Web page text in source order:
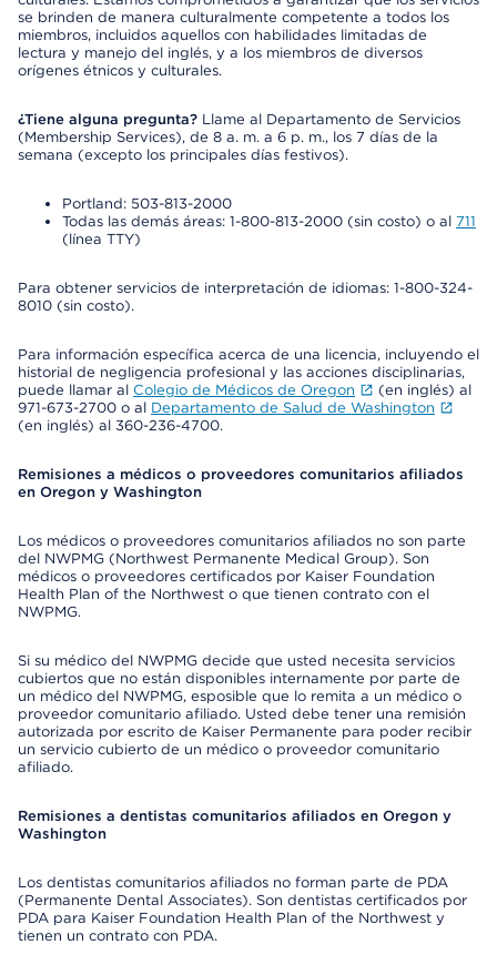
se brinden de manera culturalmente competente a todos los
miembros, incluidos aquellos con habilidades limitadas de
lectura y manejo del inglés, y a los miembros de diversos
orígenes étnicos y culturales.
¿Tiene alguna pregunta? Llame al Departamento de Servicios
(Membership Services), de 8 a. m. a 6 p. m., los 7 días de la
semana (excepto los principales días festivos).
Portland: 503-813-2000
Todas las demás áreas: 1-800-813-2000 (sin costo) o al 711
(línea TTY)
Para obtener servicios de interpretación de idiomas: 1-800-324-
8010 (sin costo).
Para información específica acerca de una licencia, incluyendo el
historial de negligencia profesional y las acciones disciplinarias,
puede llamar al Colegio de Médicos de Oregon
(en inglés) al
971-673-2700 o al Departamento de Salud de Washington
(en inglés) al 360-236-4700.
Remisiones a médicos o proveedores comunitarios afiliados
en Oregon y Washington
Los médicos o proveedores comunitarios afiliados no son parte
del NWPMG (Northwest Permanente Medical Group). Son
médicos o proveedores certificados por Kaiser Foundation
Health Plan of the Northwest o que tienen contrato con el
NWPMG.
Si su médico del NWPMG decide que usted necesita servicios
cubiertos que no están disponibles internamente por parte de
un médico del NWPMG, esposible que lo remita a un médico o
proveedor comunitario afiliado. Usted debe tener una remisión
autorizada por escrito de Kaiser Permanente para poder recibir
un servicio cubierto de un médico o proveedor comunitario
afiliado.
Remisiones a dentistas comunitarios afiliados en Oregon y
Washington
Los dentistas comunitarios afiliados no forman parte de PDA
(Permanente Dental Associates). Son dentistas certificados por
PDA para Kaiser Foundation Health Plan of the Northwest y
tienen un contrato con PDA.